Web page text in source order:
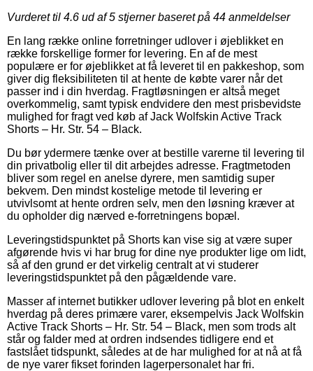
Vurderet til 4.6 ud af 5 stjerner baseret på 44 anmeldelser
En lang række online forretninger udlover i øjeblikket en
række forskellige former for levering. En af de mest
populære er for øjeblikket at få leveret til en pakkeshop, som
giver dig fleksibiliteten til at hente de købte varer når det
passer ind i din hverdag. Fragtløsningen er altså meget
overkommelig, samt typisk endvidere den mest prisbevidste
mulighed for fragt ved køb af Jack Wolfskin Active Track
Shorts – Hr. Str. 54 – Black.
Du bør ydermere tænke over at bestille varerne til levering til
din privatbolig eller til dit arbejdes adresse. Fragtmetoden
bliver som regel en anelse dyrere, men samtidig super
bekvem. Den mindst kostelige metode til levering er
utvivlsomt at hente ordren selv, men den løsning kræver at
du opholder dig nærved e-forretningens bopæl.
Leveringstidspunktet på Shorts kan vise sig at være super
afgørende hvis vi har brug for dine nye produkter lige om lidt,
så af den grund er det virkelig centralt at vi studerer
leveringstidspunktet på den pågældende vare.
Masser af internet butikker udlover levering på blot en enkelt
hverdag på deres primære varer, eksempelvis Jack Wolfskin
Active Track Shorts – Hr. Str. 54 – Black, men som trods alt
står og falder med at ordren indsendes tidligere end et
fastslået tidspunkt, således at de har mulighed for at nå at få
de nye varer fikset forinden lagerpersonalet har fri.